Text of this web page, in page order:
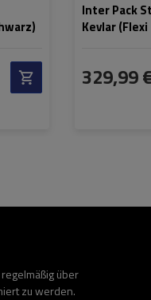
Inter Pack
Kevlar
329,99
über
zu werden.